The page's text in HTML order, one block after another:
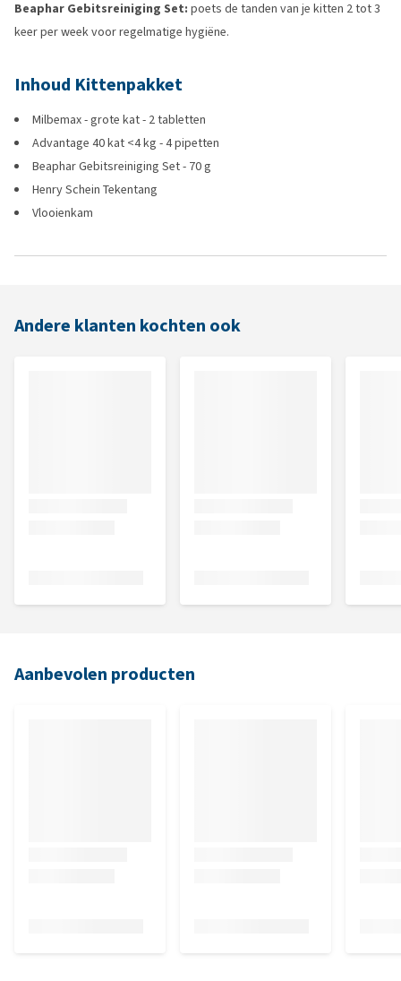
Beaphar Gebitsreiniging Set: poets de tanden van je kitten 2 tot 3
keer per week voor regelmatige hygiëne.
Inhoud Kittenpakket
Milbemax - grote kat - 2 tabletten
Advantage 40 kat <4 kg - 4 pipetten
Beaphar Gebitsreiniging Set - 70 g
Henry Schein Tekentang
Vlooienkam
Andere klanten kochten ook
Aanbevolen producten